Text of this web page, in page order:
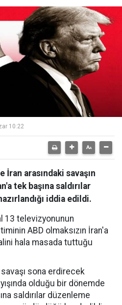
10:22
arasındaki savaşın
tek başına saldırılar
iddia edildi.
13 televizyonunun
ABD olmaksızın İran'a
hala masada tuttuğu
sona erdirecek
olduğu bir dönemde
saldırılar düzenleme